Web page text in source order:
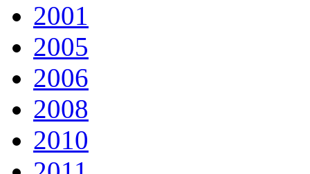
2001
2005
2006
2008
2010